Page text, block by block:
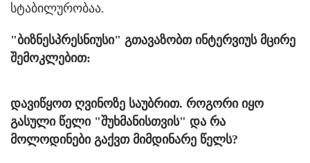
სტაბილურობაა.
"ბიზნესპრესნიუსი" გთავაზობთ ინტერვიუს მცირე
შემოკლებით:
დავიწყოთ ღვინოზე საუბრით. როგორი იყო
გასული წელი "შუხმანისთვის" და რა
მოლოდინები გაქვთ მიმდინარე წელს?